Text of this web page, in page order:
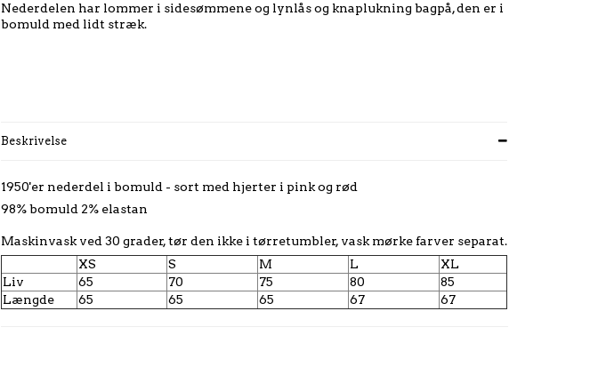
Nederdelen har lommer i sidesømmene og lynlås og knaplukning bagpå, den er i
bomuld med lidt stræk.
Beskrivelse
1950'er nederdel i bomuld - sort med hjerter i pink og rød
98% bomuld 2% elastan
Maskinvask ved 30 grader, tør den ikke i tørretumbler, vask mørke farver separat.
XS
S M L
XL
Liv
65 70 75 80
85
Længde
65 65 65 67 67